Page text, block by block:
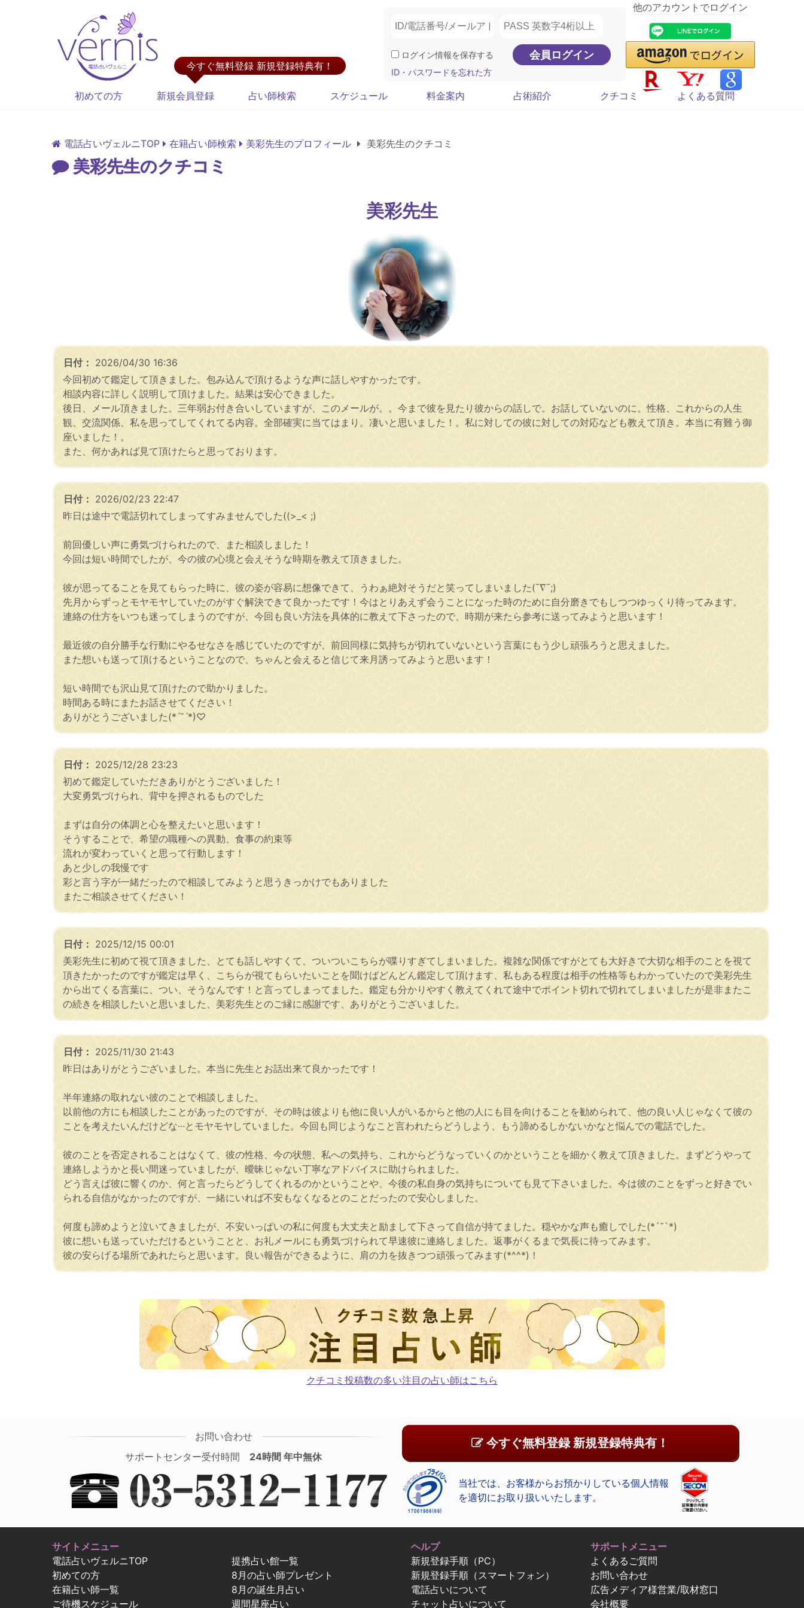
今すぐ無料登録 新規登録特典有！
ログイン情報を保存する
ID・パスワードを忘れた方
他のアカウントでログイン
初めての方 新規会員登録 占い師検索 スケジュール 料金案内 占術紹介 クチコミ よくある質問
電話占いヴェルニTOP 在籍占い師検索 美彩先生のプロフィール 美彩先生のクチコミ
美彩先生のクチコミ
美彩先生
日付： 2026/04/30 16:36
今回初めて鑑定して頂きました。包み込んで頂けるような声に話しやすかったです。
相談内容に詳しく説明して頂けました。結果は安心できました。
後日、メール頂きました。三年弱お付き合いしていますが、このメールが。。今まで彼を見たり彼からの話しで。お話していないのに。性格、これからの人生
観、交流関係、私を思ってしてくれてる内容。全部確実に当てはまり。凄いと思いました！。私に対しての彼に対しての対応なども教えて頂き。本当に有難う御
座いました！。
また、何かあれば見て頂けたらと思っております。
日付： 2026/02/23 22:47
昨日は途中で電話切れてしまってすみませんでした((>_< ;)
前回優しい声に勇気づけられたので、また相談しました！
今回は短い時間でしたが、今の彼の心境と会えそうな時期を教えて頂きました。
彼が思ってることを見てもらった時に、彼の姿が容易に想像できて、うわぁ絶対そうだと笑ってしまいました(¯∇¯;)
先月からずっとモヤモヤしていたのがすぐ解決できて良かったです！今はとりあえず会うことになった時のために自分磨きでもしつつゆっくり待ってみます。
連絡の仕方をいつも迷ってしまうのですが、今回も良い方法を具体的に教えて下さったので、時期が来たら参考に送ってみようと思います！
最近彼の自分勝手な行動にやるせなさを感じていたのですが、前回同様に気持ちが切れていないという言葉にもう少し頑張ろうと思えました。
また想いも送って頂けるということなので、ちゃんと会えると信じて来月誘ってみようと思います！
短い時間でも沢山見て頂けたので助かりました。
時間ある時にまたお話させてください！
ありがとうございました(*ˊ˘ˋ*)♡
日付： 2025/12/28 23:23
初めて鑑定していただきありがとうございました！
大変勇気づけられ、背中を押されるものでした
まずは自分の体調と心を整えたいと思います！
そうすることで、希望の職種への異動、食事の約束等
流れが変わっていくと思って行動します！
あと少しの我慢です
彩と言う字が一緒だったので相談してみようと思うきっかけでもありました
またご相談させてください！
日付： 2025/12/15 00:01
美彩先生に初めて視て頂きました、とても話しやすくて、ついついこちらが喋りすぎてしまいました。複雑な関係ですがとても大好きで大切な相手のことを視て
頂きたかったのですが鑑定は早く、こちらが視てもらいたいことを聞けばどんどん鑑定して頂けます、私もある程度は相手の性格等もわかっていたので美彩先生
から出てくる言葉に、つい、そうなんです！と言ってしまってました。鑑定も分かりやすく教えてくれて途中でポイント切れで切れてしまいましたが是非またこ
の続きを相談したいと思いました、美彩先生とのご縁に感謝です、ありがとうございました。
日付： 2025/11/30 21:43
昨日はありがとうございました。本当に先生とお話出来て良かったです！
半年連絡の取れない彼のことで相談しました。
以前他の方にも相談したことがあったのですが、その時は彼よりも他に良い人がいるからと他の人にも目を向けることを勧められて、他の良い人じゃなくて彼の
ことを考えたいんだけどな···とモヤモヤしていました。今回も同じようなこと言われたらどうしよう、もう諦めるしかないかなと悩んでの電話でした。
彼のことを否定されることはなくて、彼の性格、今の状態、私への気持ち、これからどうなっていくのかということを細かく教えて頂きました。まずどうやって
連絡しようかと長い間迷っていましたが、曖昧じゃない丁寧なアドバイスに助けられました。
どう言えば彼に響くのか、何と言ったらどうしてくれるのかということや、今後の私自身の気持ちについても見て下さいました。今は彼のことをずっと好きでい
られる自信がなかったのですが、一緒にいれば不安もなくなるとのことだったので安心しました。
何度も諦めようと泣いてきましたが、不安いっぱいの私に何度も大丈夫と励まして下さって自信が持てました。穏やかな声も癒しでした(*´˘`*)
彼に想いも送っていただけるということと、お礼メールにも勇気づけられて早速彼に連絡しました。返事がくるまで気長に待ってみます。
彼の安らげる場所であれたらと思います。良い報告ができるように、肩の力を抜きつつ頑張ってみます(*^^*)！
クチコミ投稿数の多い注目の占い師はこちら
お問い合わせ
サポートセンター受付時間 24時間 年中無休
今すぐ無料登録 新規登録特典有！
当社では、お客様からお預かりしている個人情報
を適切にお取り扱いいたします。
サイトメニュー
電話占いヴェルニTOP
初めての方
在籍占い師一覧
ご待機スケジュール
提携占い館一覧
8月の占い師プレゼント
8月の誕生月占い
週間星座占い
ヘルプ
新規登録手順（PC）
新規登録手順（スマートフォン）
電話占いについて
チャット占いについて
サポートメニュー
よくあるご質問
お問い合わせ
広告メディア様営業/取材窓口
会社概要